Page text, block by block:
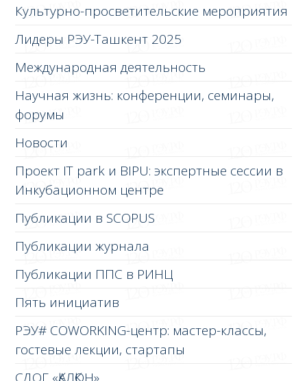
Культурно-просветительские мероприятия
Лидеры РЭУ-Ташкент 2025
Международная деятельность
Научная жизнь: конференции, семинары,
форумы
Новости
Проект IT park и BIPU: экспертные сессии в
Инкубационном центре
Публикации в SCOPUS
Публикации журнала
Публикации ППС в РИНЦ
Пять инициатив
РЭУ# COWORKING-центр: мастер-классы,
гостевые лекции, стартапы